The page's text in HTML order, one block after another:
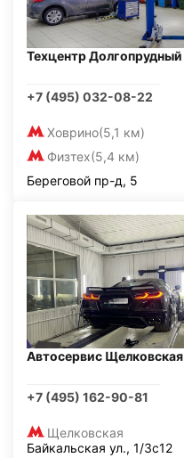
Техцентр Долгопрудный
+7 (495) 032-08-22
Ховрино(5,1 км)
Физтех(5,4 км)
Береговой пр-д, 5
Автосервис Щелковская
+7 (495) 162-90-81
Щелковская
Байкальская ул., 1/3с12